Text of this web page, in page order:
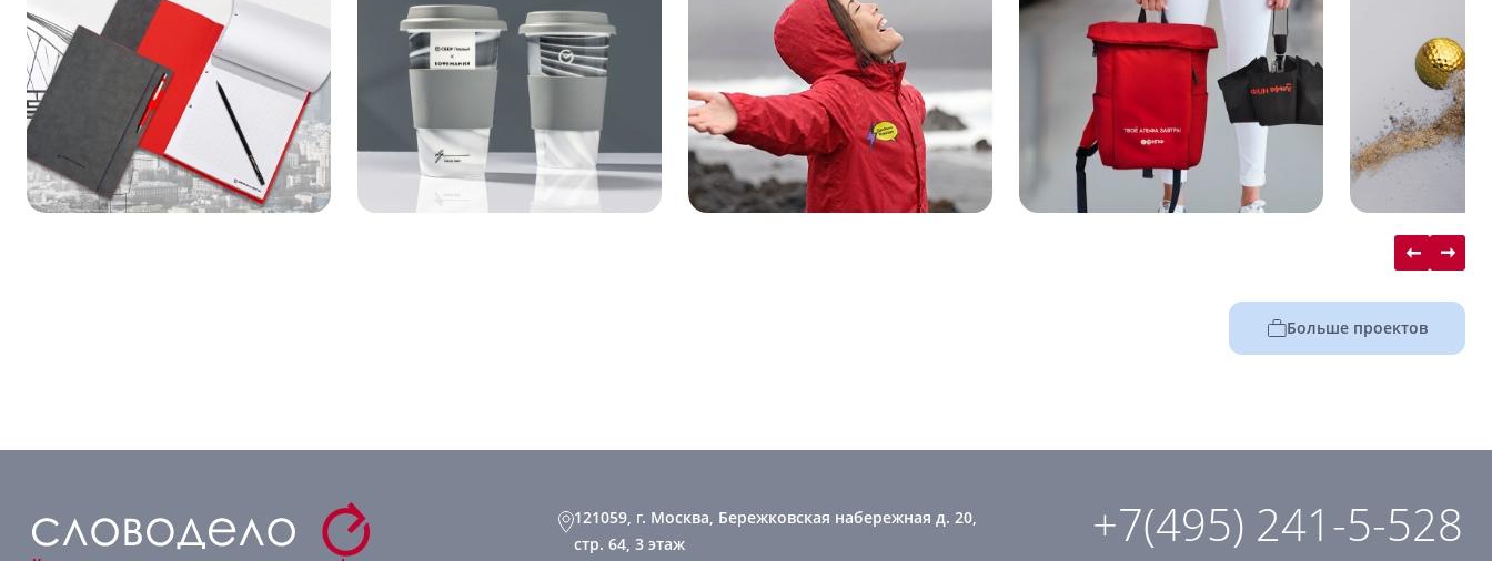
Больше проектов
121059, г. Москва, Бережковская набережная д. 20,
стр. 64, 3 этаж
+7(495) 241-5-528